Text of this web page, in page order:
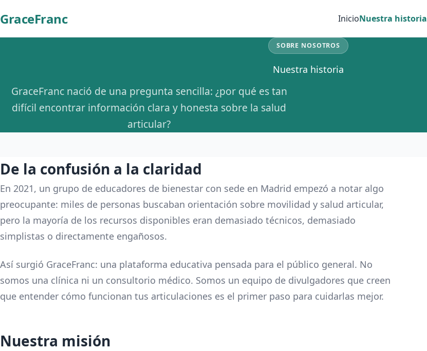
GraceFranc InicioNuestra historia
SOBRE NOSOTROS
Nuestra historia
GraceFranc nació de una pregunta sencilla: ¿por qué es tan
difícil encontrar información clara y honesta sobre la salud
articular?
De la confusión a la claridad
En 2021, un grupo de educadores de bienestar con sede en Madrid empezó a notar algo
preocupante: miles de personas buscaban orientación sobre movilidad y salud articular,
pero la mayoría de los recursos disponibles eran demasiado técnicos, demasiado
simplistas o directamente engañosos.
Así surgió GraceFranc: una plataforma educativa pensada para el público general. No
somos una clínica ni un consultorio médico. Somos un equipo de divulgadores que creen
que entender cómo funcionan tus articulaciones es el primer paso para cuidarlas mejor.
Nuestra misión